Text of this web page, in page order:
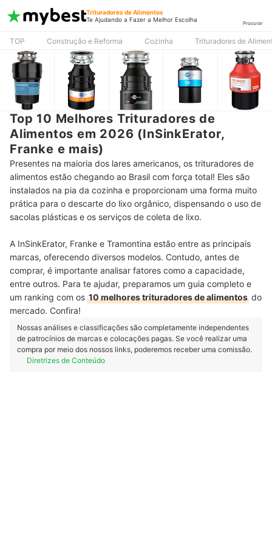
Trituradores de Alimentos
Te Ajudando a Fazer a Melhor Escolha
Procurar
TOP Construção e Reforma Cozinha Trituradores de
Top 10 Melhores Trituradores de
Alimentos em 2026 (InSinkErator,
Franke e mais)
Presentes na maioria dos lares americanos, os trituradores de
alimentos estão chegando ao Brasil com força total! Eles são
instalados na pia da cozinha e proporcionam uma forma muito
prática para o descarte do lixo orgânico, dispensando o uso de
sacolas plásticas e os serviços de coleta de lixo.
A InSinkErator, Franke e Tramontina estão entre as principais
marcas, oferecendo diversos modelos. Contudo, antes de
comprar, é importante analisar fatores como a capacidade,
entre outros. Para te ajudar, preparamos um guia completo e
um ranking com os 10 melhores trituradores de alimentos do
mercado. Confira!
Nossas análises e classificações são completamente independentes
de patrocínios de marcas e colocações pagas. Se você realizar uma
compra por meio dos nossos links, poderemos receber uma comissão.
Diretrizes de Conteúdo